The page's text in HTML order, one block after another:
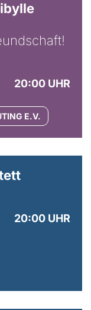
20:00 UHR
E.V.
20:00 UHR